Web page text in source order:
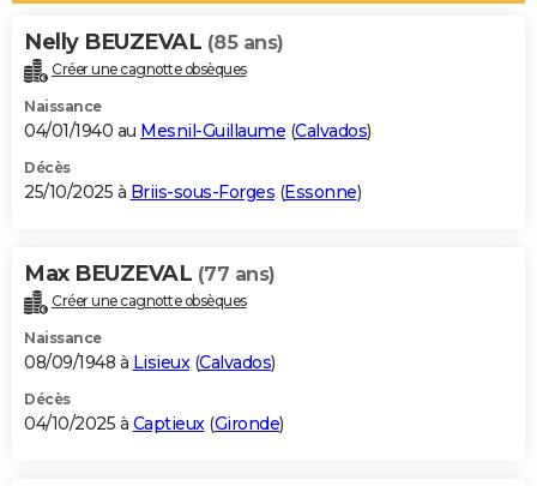
Alimentation
Guide de la santé
Maladies
Médicaments
Sommeil
VOYAGE
Destinations
City break
Voyage nature
Voyage de noces
Forum
Climat
+PHOTO
GUIDES D'ACHAT
BONS PLANS
Carte de Noël
Carte Bonne année
Carte Saint-Valentin
Carte Pâques
Carte d'anniversaire
DICTIONNAIRE
Dictionnaire
Biographies
Citations
Expressions
Proverbes
PROGRAMME TV
S'inscrire
Se connecter
Lycées
Collèges
Primaires
Universités
Entreprises
Service militaire
Avis de recherche
AVIS DE DÉCÈS
Nelly BEUZEVAL (85 ans)
Créer une cagnotte obsèques
Naissance
04/01/1940 au Mesnil-Guillaume (Calvados)
Décès
25/10/2025 à Briis-sous-Forges (Essonne)
Max BEUZEVAL (77 ans)
Créer une cagnotte obsèques
Naissance
08/09/1948 à Lisieux(Calvados)
Décès
04/10/2025 à Captieux(Gironde)